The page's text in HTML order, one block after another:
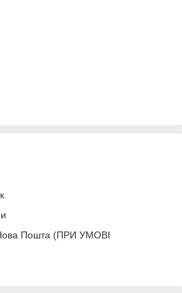
Пошта (ПРИ УМОВІ